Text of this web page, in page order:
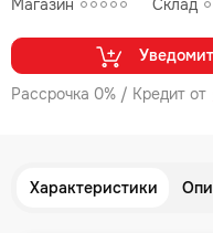
Магазин Склад
Рассрочка 0% / Кредит от
Характеристики